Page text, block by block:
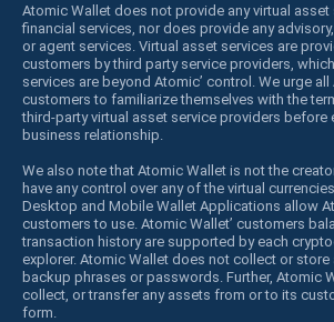
Atomic Wallet does not provide any virtual asset
financial services, nor does provide any
or agent services. Virtual asset services are
customers by third party service providers,
services are beyond Atomic’ control. We urge all
customers to familiarize themselves with the
third-party virtual asset service providers before
business relationship.
We also note that Atomic Wallet is not the
have any control over any of the virtual
Desktop and Mobile Wallet Applications allow
customers to use. Atomic Wallet’ customers
transaction history are supported by each
explorer. Atomic Wallet does not collect or store
backup phrases or passwords. Further, Atomic
collect, or transfer any assets from or to its
form.